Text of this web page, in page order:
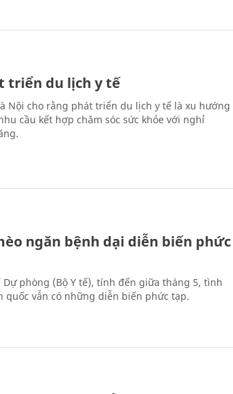
triển du lịch y tế
Nội cho rằng phát triển du lịch y tế là xu hướng
cầu kết hợp chăm sóc sức khỏe với nghỉ
ngăn bệnh dại diễn biến phức
Dự phòng (Bộ Y tế), tính đến giữa tháng 5, tình
quốc vẫn có những diễn biến phức tạp.